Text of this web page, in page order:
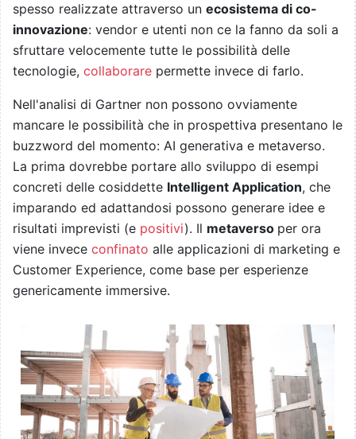
spesso realizzate attraverso un ecosistema di co-
innovazione: vendor e utenti non ce la fanno da soli a
sfruttare velocemente tutte le possibilità delle
tecnologie, collaborare permette invece di farlo.
Nell'analisi di Gartner non possono ovviamente
mancare le possibilità che in prospettiva presentano le
buzzword del momento: AI generativa e metaverso.
La prima dovrebbe portare allo sviluppo di esempi
concreti delle cosiddette Intelligent Application, che
imparando ed adattandosi possono generare idee e
risultati imprevisti (e positivi). Il metaverso per ora
viene invece confinato alle applicazioni di marketing e
Customer Experience, come base per esperienze
genericamente immersive.